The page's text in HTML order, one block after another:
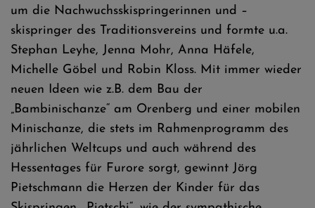
um die Nachwuchsskispringerinnen und –
skispringer des Traditionsvereins und formte u.a.
Stephan Leyhe, Jenna Mohr, Anna Häfele,
Michelle Göbel und Robin Kloss. Mit immer wieder
neuen Ideen wie z.B. dem Bau der
„Bambinischanze“ am Orenberg und einer mobilen
Minischanze, die stets im Rahmenprogramm des
jährlichen Weltcups und auch während des
Hessentages für Furore sorgt, gewinnt Jörg
Pietschmann die Herzen der Kinder für das